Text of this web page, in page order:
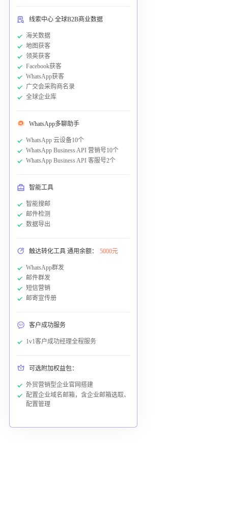
线索中心 全球B2B商业数据
海关数据
地图获客
领英获客
Facebook获客
WhatsApp获客
广交会采购商名录
全球企业库
WhatsApp多聊助手
WhatsApp 云设备10个
WhatsApp Business API 营销号10个
WhatsApp Business API 客服号2个
智能工具
智能搜邮
邮件检测
数据导出
触达转化工具 通用余额： 5000元
WhatsApp群发
邮件群发
短信营销
邮寄宣传册
客户成功服务
1v1客户成功经理全程服务
可选附加权益包：
外贸营销型企业官网搭建
配置企业域名邮箱，含企业邮箱选取、
配置管理